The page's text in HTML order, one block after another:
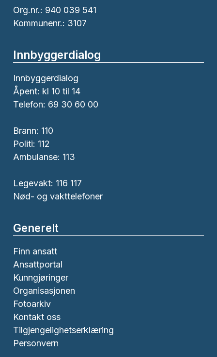
Org.nr.: 940 039 541
Kommunenr.: 3107
Innbyggerdialog
Innbyggerdialog
Åpent: kl 10 til 14
Telefon: 69 30 60 00
Brann: 110
Politi: 112
Ambulanse: 113
Legevakt: 116 117
Nød- og vakttelefoner
Generelt
Finn ansatt
Ansattportal
Kunngjøringer
Organisasjonen
Fotoarkiv
Kontakt oss
Tilgjengelighetserklæring
Personvern